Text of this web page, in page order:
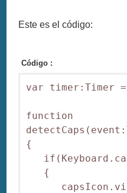
Este es el código:
Código :
var timer:Timer =
function
{
{